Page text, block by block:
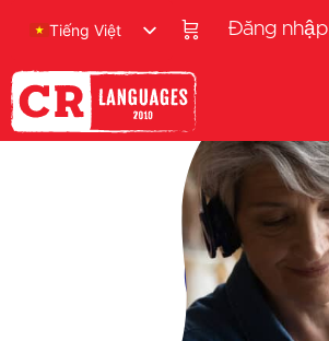
Đăng nhập
Tiếng Việt